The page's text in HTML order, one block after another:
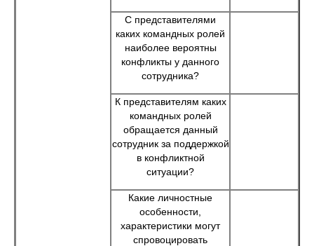
С представителями
каких командных ролей
наиболее вероятны
конфликты у данного
сотрудника?
К представителям каких
командных ролей
обращается данный
сотрудник за поддержкой
в конфликтной
ситуации?
Какие личностные
особенности,
характеристики могут
спровоцировать